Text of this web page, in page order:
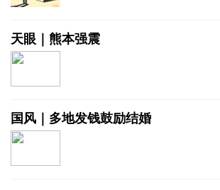
天眼｜熊本强震
国风｜多地发钱鼓励结婚